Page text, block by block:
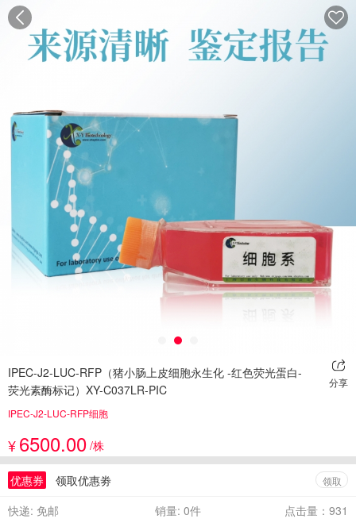
IPEC-J2-LUC-RFP（猪小肠上皮细胞永生化 -红色荧光蛋白-
荧光素酶标记）XY-C037LR-PIC
分享
IPEC-J2-LUC-RFP细胞
¥6500.00 /株
优惠券 领取优惠劵 领取
快递: 免邮 销量: 0件 点击量：931